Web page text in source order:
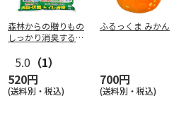
森林からの贈りもの
しっかり消臭するひ
5.0 （1）
520円
(送料別・税込)
ふるっくま みかん
700円
(送料別・税込)